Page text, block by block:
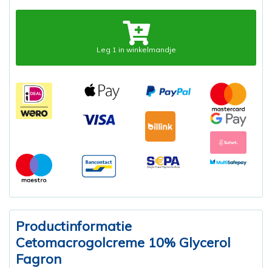
Leg 1 in winkelmandje
Productinformatie
Cetomacrogolcreme 10% Glycerol
Fagron